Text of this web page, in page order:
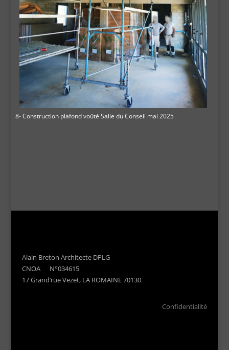
8- Construction plafond voûté Salle du Conseil mai 2025
Alain Breton Architecte DPLG
CNOA N°034615
17 Grand’rue Vezet, LA ROMAINE 70130
Confidentialité